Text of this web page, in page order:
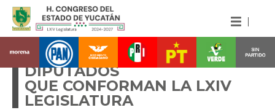
CONOCE A LAS Y LOS
DIPUTADOS
QUE CONFORMAN LA LXIV
LEGISLATURA